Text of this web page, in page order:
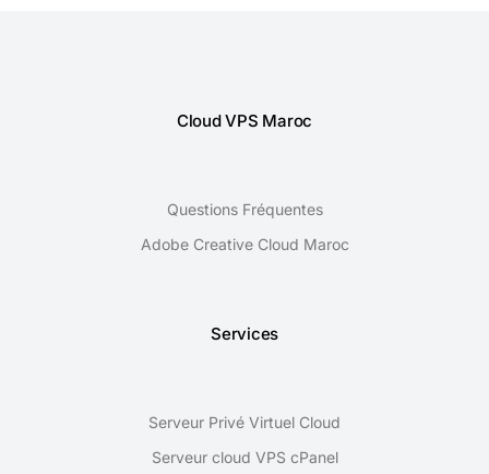
Cloud VPS Maroc
Questions Fréquentes
Adobe Creative Cloud Maroc
Services
Serveur Privé Virtuel Cloud
Serveur cloud VPS cPanel